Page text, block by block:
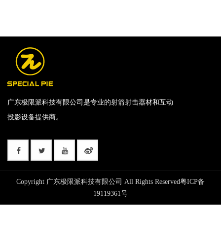
广东极限派科技有限公司是专业的射箭射击器材和互动
投影设备提供商。
Copyright 广东极限派科技有限公司 All Rights Reserved粤ICP备
19119361号